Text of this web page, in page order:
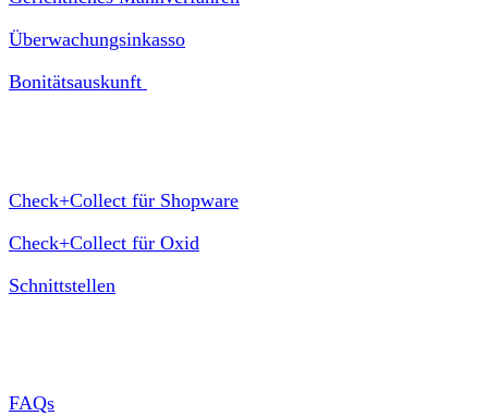
Überwachungsinkasso
Bonitätsauskunft
Check+Collect für Shopware
Check+Collect für Oxid
Schnittstellen
FAQs